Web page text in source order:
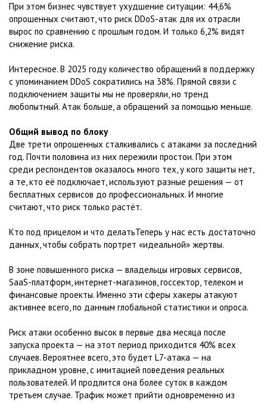
При этом бизнес чувствует ухудшение ситуации: 44,6%
опрошенных считают, что риск DDoS-атак для их отрасли
вырос по сравнению с прошлым годом. И только 6,2% видят
снижение риска.
Интересное. В 2025 году количество обращений в поддержку
с упоминанием DDoS сократились на 38%. Прямой связи с
подключением защиты мы не проверяли, но тренд
любопытный. Атак больше, а обращений за помощью меньше.
Общий вывод по блоку
Две трети опрошенных сталкивались с атаками за последний
год. Почти половина из них пережили простои. При этом
среди респондентов оказалось много тех, у кого защиты нет,
а те, кто её подключает, используют разные решения — от
бесплатных сервисов до профессиональных. И многие
считают, что риск только растёт.
Кто под прицелом и что делатьТеперь у нас есть достаточно
данных, чтобы собрать портрет «идеальной» жертвы.
В зоне повышенного риска — владельцы игровых сервисов,
SaaS-платформ, интернет-магазинов, госсектор, телеком и
финансовые проекты. Именно эти сферы хакеры атакуют
активнее всего, по данным глобальной статистики и опроса.
Риск атаки особенно высок в первые два месяца после
запуска проекта — на этот период приходится 40% всех
случаев. Вероятнее всего, это будет L7-атака — на
прикладном уровне, с имитацией поведения реальных
пользователей. И продлится она более суток в каждом
третьем случае. Трафик может прийти одновременно из